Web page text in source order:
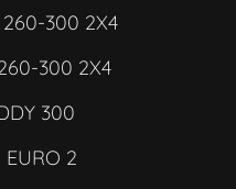
260-300 2X4
300 2X4
300
2